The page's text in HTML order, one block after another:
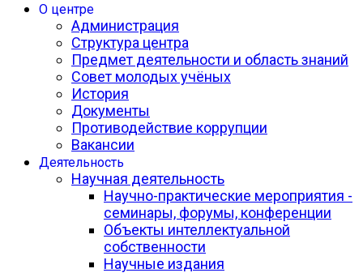
О центре
Администрация
Структура центра
Предмет деятельности и область знаний
Совет молодых учёных
История
Документы
Противодействие коррупции
Вакансии
Деятельность
Научная деятельность
Научно-практические мероприятия -
семинары, форумы, конференции
Объекты интеллектуальной
собственности
Научные издания